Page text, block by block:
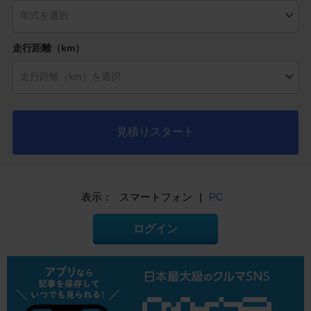
走行距離（km）
見積りスタート
表示： スマートフォン | PC
ログイン